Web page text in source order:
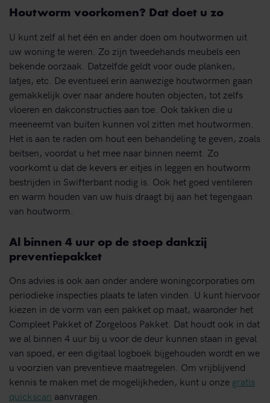
Houtworm voorkomen? Dat doet u zo
U kunt zelf al het één en ander doen om houtwormen uit
uw woning te weren. Zo zijn tweedehands meubels een
bekende oorzaak. Datzelfde geldt voor oude planken,
latjes, etc. De eventueel erin aanwezige houtwormen gaan
gemakkelijk over naar andere houten objecten, tot zelfs
vloeren en dakconstructies aan toe. Ook takken die u
meeneemt van buiten kunnen vol zitten met houtwormen.
Het is aan te raden om hout een behandeling te geven, zoals
beitsen, voordat u het mee naar binnen neemt. Zo
voorkomt u dat de kevers er eitjes in leggen en houtworm
bestrijden in Swifterbant nodig is. Ook het goed ventileren
en warm houden van uw huis draagt bij aan het tegengaan
van houtworm.
Al binnen 4 uur op de stoep dankzij
preventiepakket
Ons advies is ook aan onder andere woningcorporaties om
periodieke inspecties plaats te laten vinden. U kunt hiervoor
kiezen in de vorm van een pakket op maat, waaronder het
Compleet Pakket of Zorgeloos Pakket. Dat houdt ook in dat
we al binnen 4 uur bij u voor de deur kunnen staan in geval
van spoed, er een digitaal logboek bijgehouden wordt en we
u voorzien van preventieve maatregelen. Om vrijblijvend
kennis te maken met de mogelijkheden, kunt u onze gratis
quickscan aanvragen.